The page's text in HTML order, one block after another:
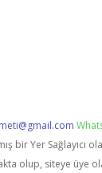
bir Yer
olup, siteye